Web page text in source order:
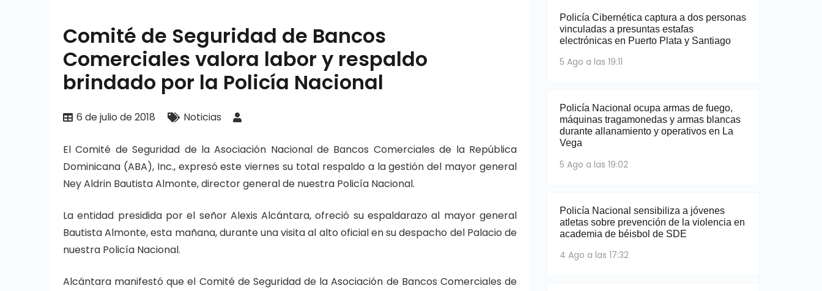
Comité de Seguridad de Bancos
Comerciales valora labor y respaldo
brindado por la Policía Nacional
6 de julio de 2018 Noticias
El Comité de Seguridad de la Asociación Nacional de Bancos Comerciales de la República
Dominicana (ABA), Inc., expresó este viernes su total respaldo a la gestión del mayor general
Ney Aldrin Bautista Almonte, director general de nuestra Policía Nacional.
La entidad presidida por el señor Alexis Alcántara, ofreció su espaldarazo al mayor general
Bautista Almonte, esta mañana, durante una visita al alto oficial en su despacho del Palacio de
nuestra Policía Nacional.
Alcántara manifestó que el Comité de Seguridad de la Asociación de Bancos Comerciales de
Policía Cibernética captura a dos personas
vinculadas a presuntas estafas
electrónicas en Puerto Plata y Santiago
5 Ago a las 19:11
Policía Nacional ocupa armas de fuego,
máquinas tragamonedas y armas blancas
durante allanamiento y operativos en La
Vega
5 Ago a las 19:02
Policía Nacional sensibiliza a jóvenes
atletas sobre prevención de la violencia en
academia de béisbol de SDE
4 Ago a las 17:32